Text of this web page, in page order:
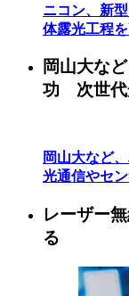
ニコン、新
体露光工程
岡山大な
功 次世代
岡山大など
光通信やセ
レーザー
る